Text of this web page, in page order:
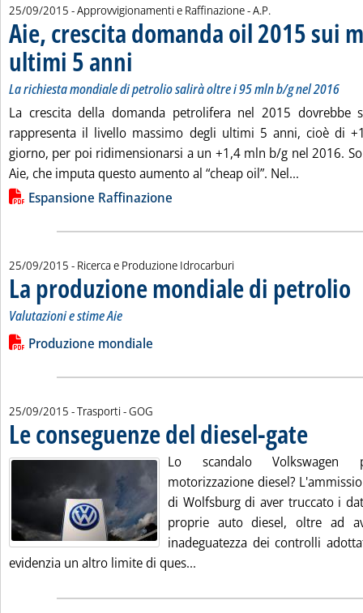
25/09/2015 - Approvvigionamenti e Raffinazione -di:
A.P.
Aie, crescita domanda oil 2015 sui
ultimi 5 anni
La richiesta mondiale di petrolio salirà oltre i 95 mln b/g nel 2016
La crescita della domanda petrolifera nel 2015
rappresenta il livello massimo degli ultimi 5 anni, cioè di
giorno, per poi ridimensionarsi a un +1,4 mln b/g nel 2016.
Aie, che imputa questo aumento al “cheap oil”. Nel...
Lista allegati PDF alla notizia
Espansione Raffinazione
25/09/2015 - Ricerca e Produzione Idrocarburi
La produzione mondiale di petrolio
Valutazioni e stime Aie
Leggi tutta la notizia: 'La produzione mondiale di petrolio'
Lista allegati PDF alla notizia
Produzione mondiale
25/09/2015 - Trasporti -di:
GOG
Le conseguenze del diesel-gate
Lo scandalo
motorizzazione diesel?
di Wolfsburg di aver truccato i
proprie auto diesel, oltre ad
inadeguatezza dei controlli
evidenzia un altro limite di ques...